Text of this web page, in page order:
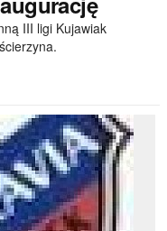
III ligi Kujawiak